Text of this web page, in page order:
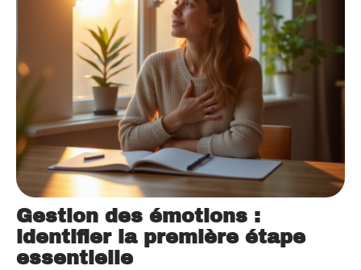
Gestion des émotions :
identifier la première étape
essentielle